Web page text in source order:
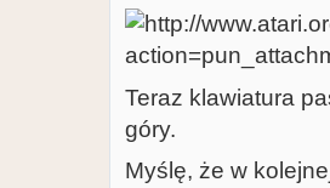
Teraz klawiatura
góry.
Myślę, że w